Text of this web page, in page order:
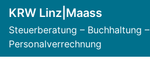
Inhalt
springen
KRW Linz|Maass
Steuerberatung – Buchhaltung –
Personalverrechnung